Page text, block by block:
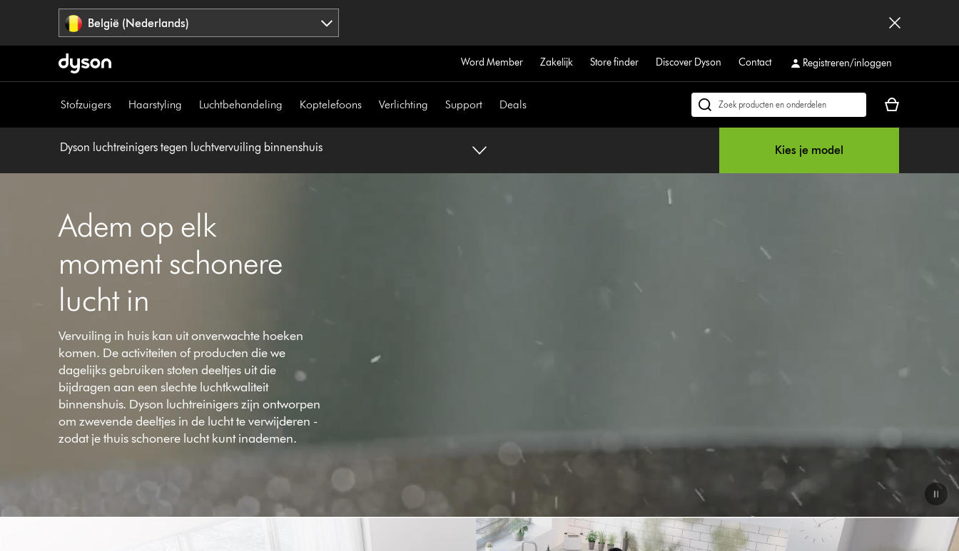
België (Nederlands)
Word Member Zakelijk Store finder Discover Dyson Contact Registreren/inloggen
Stofzuigers Haarstyling Luchtbehandeling Koptelefoons Verlichting Support Deals
Zoek
Je
Dyson luchtreinigers tegen luchtvervuiling binnenshuis Kies je model
Adem op elk
moment schonere
lucht in
Vervuiling in huis kan uit onverwachte hoeken
komen. De activiteiten of producten die we
dagelijks gebruiken stoten deeltjes uit die
bijdragen aan een slechte luchtkwaliteit
binnenshuis. Dyson luchtreinigers zijn ontworpen
om zwevende deeltjes in de lucht te verwijderen -
zodat je thuis schonere lucht kunt inademen.